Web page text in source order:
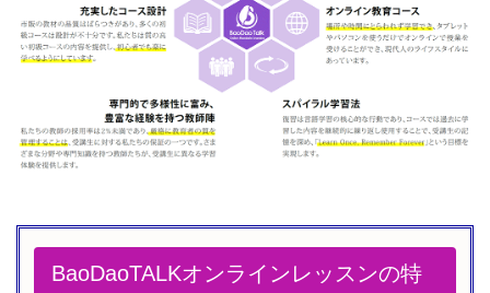
BaoDaoTALKオンラインレッスンの特